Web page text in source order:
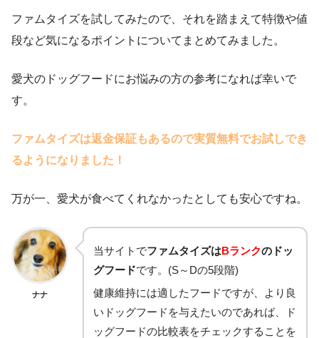
ファムタイズを試してみたので、それを踏まえて特徴や値
段など気になるポイントについてまとめてみました。
愛犬のドッグフードにお悩みの方の参考になれば幸いで
す。
ファムタイズは返金保証もあるので実質無料でお試しでき
るようになりました！
万が一、愛犬が食べてくれなかったとしても安心ですね。
ナナ
当サイトでファムタイズはBランクのドッ
グフードです。(S～Dの5段階)
健康維持には適したフードですが、より良
いドッグフードを与えたいのであれば、ド
ッグフードの比較表をチェックすることを